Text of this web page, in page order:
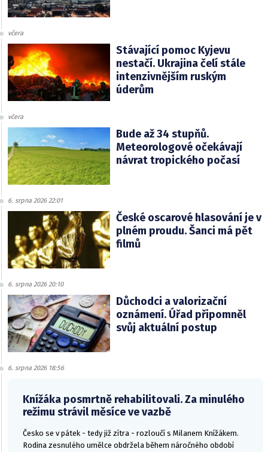
včera
Stávající pomoc Kyjevu
nestačí. Ukrajina čelí stále
intenzivnějším ruským
úderům
včera
Bude až 34 stupňů.
Meteorologové očekávají
návrat tropického počasí
6. srpna 2026 22:01
České oscarové hlasování je v
plném proudu. Šanci má pět
filmů
6. srpna 2026 20:10
Důchodci a valorizační
oznámení. Úřad připomněl
svůj aktuální postup
6. srpna 2026 18:56
Knížáka posmrtně rehabilitovali. Za minulého
režimu strávil měsíce ve vazbě
Česko se v pátek - tedy již zítra - rozloučí s Milanem Knížákem.
Rodina zesnulého umělce obdržela během náročného období